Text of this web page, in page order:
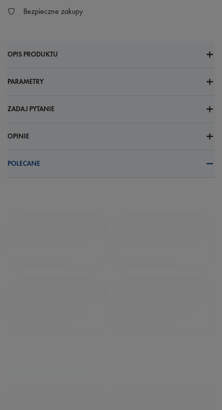
Bezpieczne zakupy
OPIS PRODUKTU
PARAMETRY
ZADAJ PYTANIE
OPINIE
POLECANE